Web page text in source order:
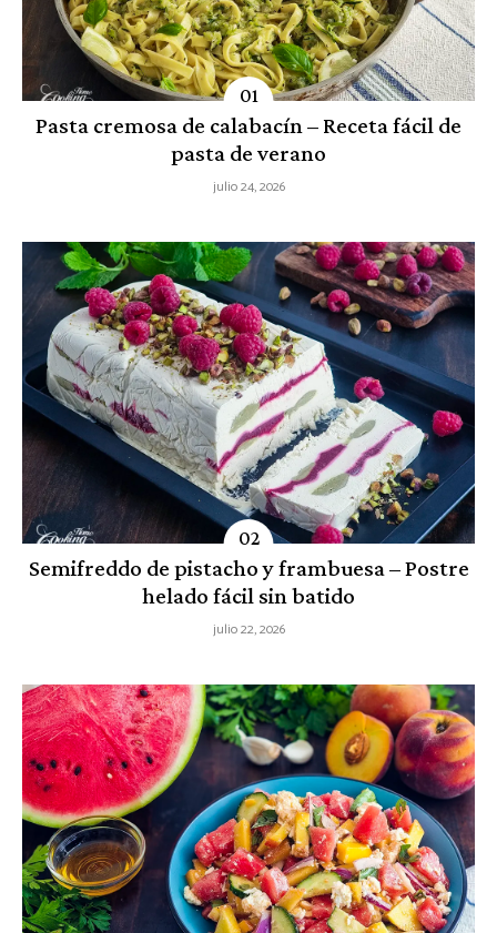
Pasta cremosa de calabacín – Receta fácil de
pasta de verano
julio 24, 2026
Semifreddo de pistacho y frambuesa – Postre
helado fácil sin batido
julio 22, 2026